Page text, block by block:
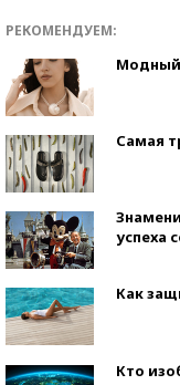
РЕКОМЕНДУЕМ:
Модный
Самая
успеха
Как
Кто